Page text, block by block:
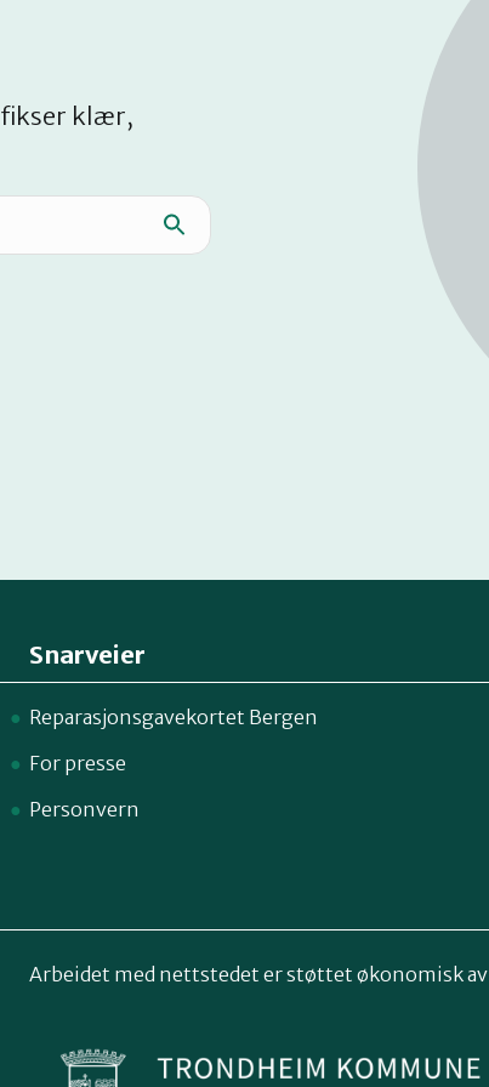
fikser klær,
Snarveier
Reparasjonsgavekortet Bergen
For presse
Personvern
Arbeidet med nettstedet er støttet økonomisk av